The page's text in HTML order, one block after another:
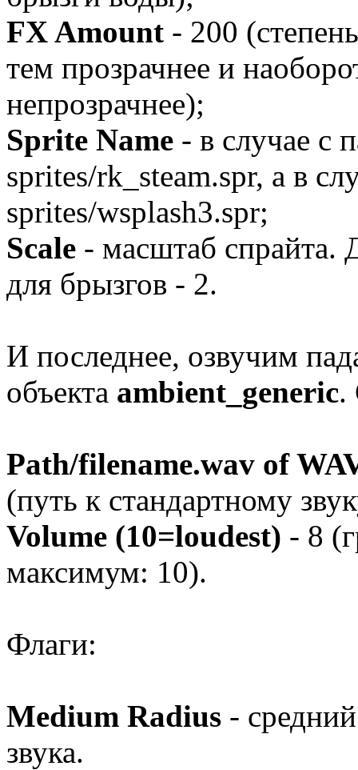
FX Amount - 200
тем прозрачнее и
непрозрачнее);
Sprite Name - в случае с
sprites/rk_steam.spr, а в
sprites/wsplash3.spr;
Scale - масштаб спрайта.
для брызгов - 2.
И последнее, озвучим
объекта ambient_generic.
Path/filename.wav of
(путь к стандартному
Volume (10=loudest) - 8
максимум: 10).
Флаги:
Medium Radius -
звука.